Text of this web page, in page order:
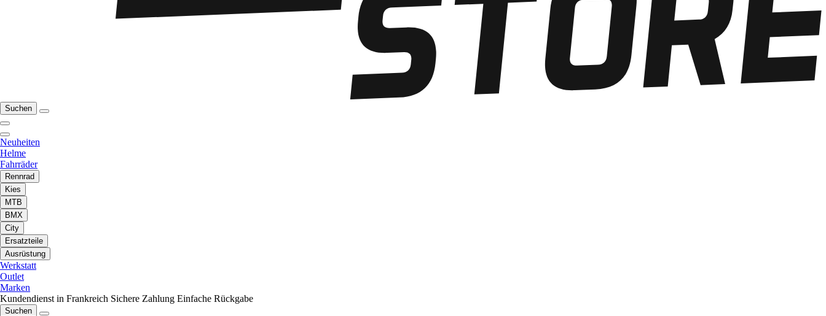
Suchen
Neuheiten
Helme
Fahrräder
Rennrad
Kies
MTB
BMX
City
Ersatzteile
Ausrüstung
Werkstatt
Outlet
Marken
Kundendienst in Frankreich Sichere Zahlung Einfache Rückgabe
Suchen